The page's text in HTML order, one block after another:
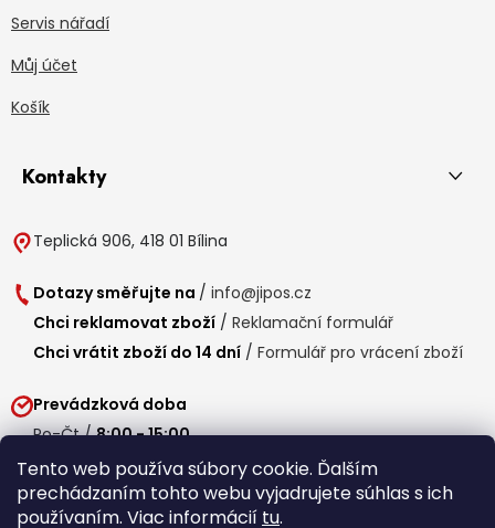
Tento web používa súbory cookie. Ďalším
prechádzaním tohto webu vyjadrujete súhlas s ich
používaním. Viac informácií tu.
Servis nářadí
Můj účet
Košík
Kontakty
Teplická 906, 418 01 Bílina
Dotazy směřujte na / info@jipos.cz
Chci reklamovat zboží / Reklamační formulář
Chci vrátit zboží do 14 dní / Formulář pro vrácení zboží
Prevádzková doba
Po-Čt /8:00 - 15:00
Pá / 7:30 - 14:30
Obedňajšia prestávka /11:00 - 11:30